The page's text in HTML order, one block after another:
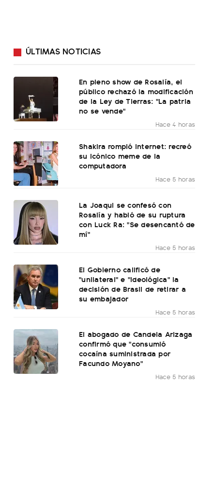
ÚLTIMAS NOTICIAS
En pleno show de Rosalía, el
público rechazó la modificación
de la Ley de Tierras: "La patria
no se vende"
Hace 4 horas
Shakira rompió internet: recreó
su icónico meme de la
computadora
Hace 5 horas
La Joaqui se confesó con
Rosalía y habló de su ruptura
con Luck Ra: "Se desencantó de
mí"
Hace 5 horas
El Gobierno calificó de
"unilateral" e "ideológica" la
decisión de Brasil de retirar a
su embajador
Hace 5 horas
El abogado de Candela Arizaga
confirmó que "consumió
cocaína suministrada por
Facundo Moyano"
Hace 5 horas